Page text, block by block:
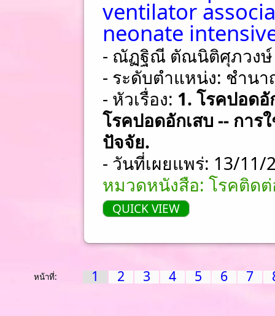
ventilator
neonate
- ณัฏฐิณี ตัณนิติศุภวง
- ระดับตำแหน่ง: ชําน
- หัวเรื่อง: 1. โรคปอดอั
โรคปอดอักเสบ -- การ
ปัจจัย.
- วันที่เผยแพร่: 13/11/
หมวดหนังสือ: โรคติด
QUICK VIEW
หน้าที่: 1 2 3 4 5 6 7